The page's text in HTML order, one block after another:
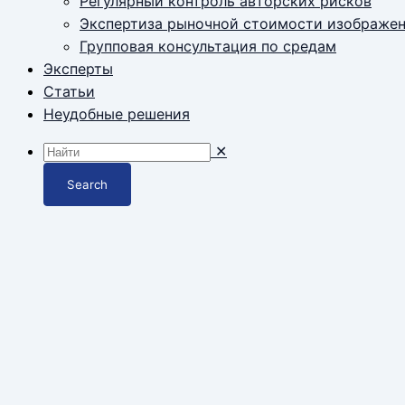
Экспертиза рыночной стоимости
Групповая консультация по средам
Эксперты
Статьи
Неудобные решения
✕